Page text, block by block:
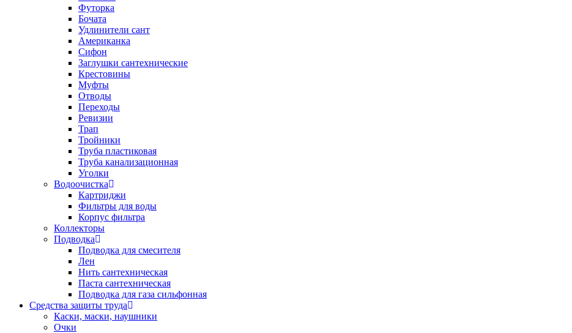
Футорка
Бочата
Удлинители сант
Американка
Сифон
Заглушки сантехнические
Крестовины
Муфты
Отводы
Переходы
Ревизии
Трап
Тройники
Труба пластиковая
Труба канализационная
Уголки
Водоочистка
Картриджи
Фильтры для воды
Корпус фильтра
Коллекторы
Подводка
Подводка для смесителя
Лен
Нить сантехническая
Паста сантехническая
Подводка для газа сильфонная
Средства защиты труда
Каски, маски, наушники
Очки